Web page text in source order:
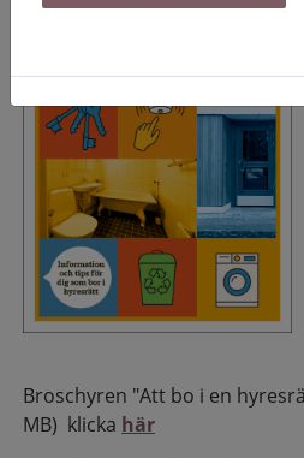
Broschyren "Att bo i en
MB) klicka här